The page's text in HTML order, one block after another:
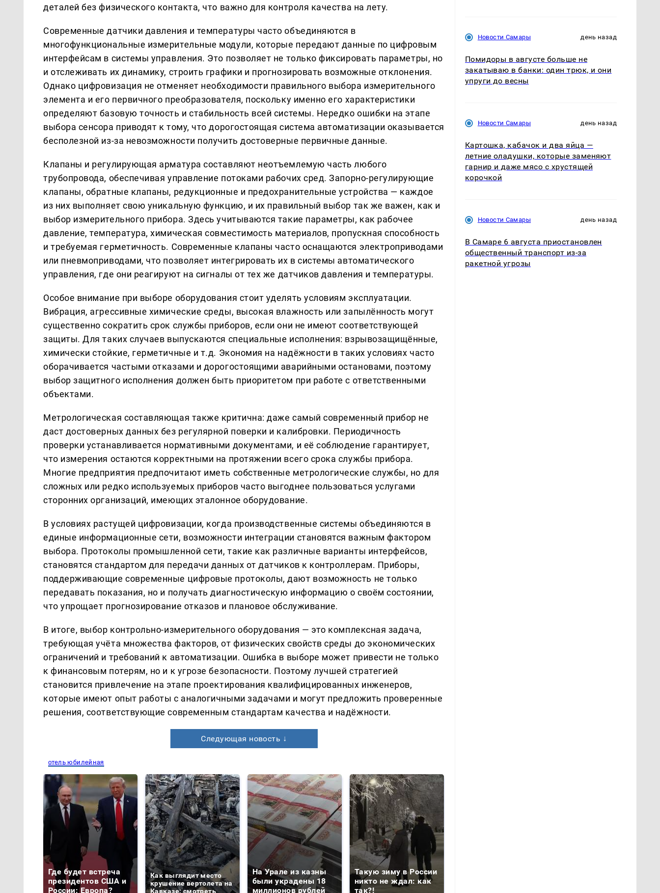
деталей без физического контакта, что важно для контроля качества на лету.
Современные датчики давления и температуры часто объединяются в
многофункциональные измерительные модули, которые передают данные по цифровым
интерфейсам в системы управления. Это позволяет не только фиксировать параметры, но
и отслеживать их динамику, строить графики и прогнозировать возможные отклонения.
Однако цифровизация не отменяет необходимости правильного выбора измерительного
элемента и его первичного преобразователя, поскольку именно его характеристики
определяют базовую точность и стабильность всей системы. Нередко ошибки на этапе
выбора сенсора приводят к тому, что дорогостоящая система автоматизации оказывается
бесполезной из-за невозможности получить достоверные первичные данные.
Клапаны и регулирующая арматура составляют неотъемлемую часть любого
трубопровода, обеспечивая управление потоками рабочих сред. Запорно-регулирующие
клапаны, обратные клапаны, редукционные и предохранительные устройства — каждое
из них выполняет свою уникальную функцию, и их правильный выбор так же важен, как и
выбор измерительного прибора. Здесь учитываются такие параметры, как рабочее
давление, температура, химическая совместимость материалов, пропускная способность
и требуемая герметичность. Современные клапаны часто оснащаются электроприводами
или пневмоприводами, что позволяет интегрировать их в системы автоматического
управления, где они реагируют на сигналы от тех же датчиков давления и температуры.
Особое внимание при выборе оборудования стоит уделять условиям эксплуатации.
Вибрация, агрессивные химические среды, высокая влажность или запылённость могут
существенно сократить срок службы приборов, если они не имеют соответствующей
защиты. Для таких случаев выпускаются специальные исполнения: взрывозащищённые,
химически стойкие, герметичные и т.д. Экономия на надёжности в таких условиях часто
оборачивается частыми отказами и дорогостоящими аварийными остановами, поэтому
выбор защитного исполнения должен быть приоритетом при работе с ответственными
объектами.
Метрологическая составляющая также критична: даже самый современный прибор не
даст достоверных данных без регулярной поверки и калибровки. Периодичность
проверки устанавливается нормативными документами, и её соблюдение гарантирует,
что измерения остаются корректными на протяжении всего срока службы прибора.
Многие предприятия предпочитают иметь собственные метрологические службы, но для
сложных или редко используемых приборов часто выгоднее пользоваться услугами
сторонних организаций, имеющих эталонное оборудование.
В условиях растущей цифровизации, когда производственные системы объединяются в
единые информационные сети, возможности интеграции становятся важным фактором
выбора. Протоколы промышленной сети, такие как различные варианты интерфейсов,
становятся стандартом для передачи данных от датчиков к контроллерам. Приборы,
поддерживающие современные цифровые протоколы, дают возможность не только
передавать показания, но и получать диагностическую информацию о своём состоянии,
что упрощает прогнозирование отказов и плановое обслуживание.
В итоге, выбор контрольно-измерительного оборудования — это комплексная задача,
требующая учёта множества факторов, от физических свойств среды до экономических
ограничений и требований к автоматизации. Ошибка в выборе может привести не только
к финансовым потерям, но и к угрозе безопасности. Поэтому лучшей стратегией
становится привлечение на этапе проектирования квалифицированных инженеров,
которые имеют опыт работы с аналогичными задачами и могут предложить проверенные
решения, соответствующие современным стандартам качества и надёжности.
Следующая новость ↓
отель юбилейная
Где будет встреча
президентов США и
России: Европа?
Как выглядит место
крушение вертолета на
Кавказе: смотреть
На Урале из казны
были украдены 18
миллионов рублей
Такую зиму в России
никто не ждал: как
так?!
Новости Самары день назад
Помидоры в августе больше не
закатываю в банки: один трюк, и они
упруги до весны
Новости Самары день назад
Картошка, кабачок и два яйца —
летние оладушки, которые заменяют
гарнир и даже мясо с хрустящей
корочкой
Новости Самары день назад
В Самаре 6 августа приостановлен
общественный транспорт из-за
ракетной угрозы